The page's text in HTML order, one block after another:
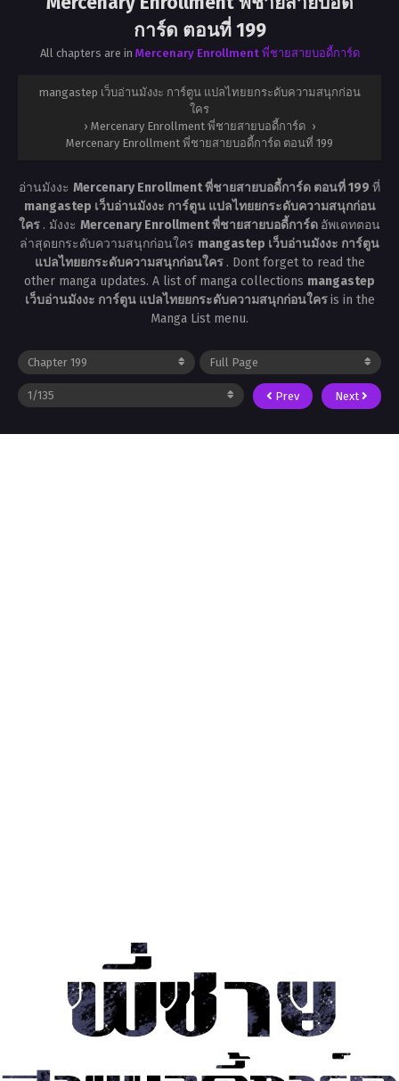
การ์ด ตอนที่ 199
All chapters are in Mercenary Enrollment พี่ชายสายบอดี้การ์ด
mangastep เว็บอ่านมังงะ การ์ตูน แปลไทยยกระดับความสนุกก่อน
ใคร
› Mercenary Enrollment พี่ชายสายบอดี้การ์ด ›
Mercenary Enrollment พี่ชายสายบอดี้การ์ด ตอนที่ 199
อ่านมังงะ Mercenary Enrollment พี่ชายสายบอดี้การ์ด ตอนที่ 199 ที่
mangastep เว็บอ่านมังงะ การ์ตูน แปลไทยยกระดับความสนุกก่อน
ใคร . มังงะ Mercenary Enrollment พี่ชายสายบอดี้การ์ด อัพเดทตอน
ล่าสุดยกระดับความสนุกก่อนใคร mangastep เว็บอ่านมังงะ การ์ตูน
แปลไทยยกระดับความสนุกก่อนใคร . Dont forget to read the
other manga updates. A list of manga collections mangastep
เว็บอ่านมังงะ การ์ตูน แปลไทยยกระดับความสนุกก่อนใครis in the
Manga List menu.
Prev Next